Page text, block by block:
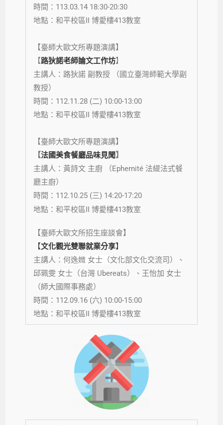
時間：113.03.14 18:30-20:30
地點：和平校區II 博愛樓413教室
【臺師大歐文所專題演講】
【路狄諾老師論文工作坊】
主講人：路狄諾 副教授 （國立臺灣師範大學副
教授）
時間：112.11.28 (二) 10:00-13:00
地點：和平校區II 博愛樓413教室
【臺師大歐文所專題演講】
【法國美食餐廳品味見聞】
主講人：黃詩文 主廚 （Ephernité 法緹法式餐
廳主廚）
時間：112.10.25 (三) 14:20-17:20
地點：和平校區II 博愛樓413教室
【臺師大歐文所招生座談會】
【文化觀光雙聯就業分享】
主講人：何逸媺 女士（文化部文化交流司 ）、
邱珮雯 女士 （台灣 Ubereats）、王怡加 女士
（師大國際事務處）
時間：112.09.16 (六) 10:00-15:00
地點：和平校區II博愛樓413教室